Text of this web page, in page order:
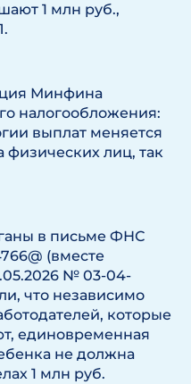
1 млн руб.,
Минфина
налогообложения:
выплат меняется
физических лиц, так
в письме ФНС
(вместе
№ 03-04-
что независимо
которые
единовременная
не должна
1 млн руб.